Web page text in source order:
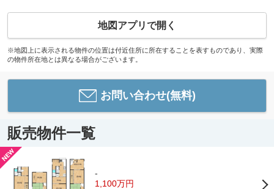
地図アプリで開く
※地図上に表示される物件の位置は付近住所に所在することを表すものであり、実際
の物件所在地とは異なる場合がございます。
お問い合わせ(無料)
販売物件一覧
-
1,100万円